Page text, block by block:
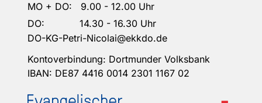
MO + DO: 9.00 - 12.00 Uhr
DO: 14.30 - 16.30 Uhr
DO-KG-Petri-Nicolai@ekkdo.de
Kontoverbindung: Dortmunder Volksbank
IBAN: DE87 4416 0014 2301 1167 02